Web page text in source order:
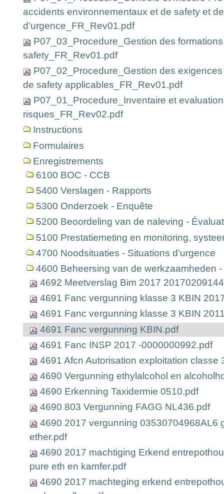
accidents environnementaux et de safety et
d’urgence_FR_Rev01.pdf
P07_03_Procedure_Gestion des
safety_FR_Rev01.pdf
P07_02_Procedure_Gestion des
de safety applicables_FR_Rev01.pdf
P07_01_Procedure_Inventaire et
risques_FR_Rev02.pdf
Instructions
Formulaires
Enregistrements
6100 BOC - CCB
5400 Verslagen - Rapports
5300 Onderzoek - Enquête
5200 Beoordeling van de naleving -
5100 Prestatiemeting en monitoring,
4700 Noodsituaties - Situations d'urgence
4600 Beheersing van de werkzaamheden
4692 Meetverslag Bim 2017
4691 Fanc vergunning klasse 3 KBIN
4691 Fanc vergunning klasse 3 KBIN
4691 Fanc vergunning KBIN.pdf
4691 Fanc INSP 2017 -0000000992.pdf
4691 Afcn Autorisation exploitation classe
4690 Vergunning ethylalcohol en
4690 Erkenning Taxidermie 0510.pdf
4690 803 Vergunning FAGG NL436.pdf
4690 2017 vergunning 03530704968AL6
ether.pdf
4690 2017 machtiging Erkend
pure eth en kamfer.pdf
4690 2017 machteging erkend